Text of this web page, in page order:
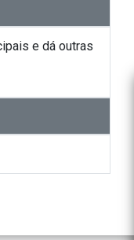
e dá outras